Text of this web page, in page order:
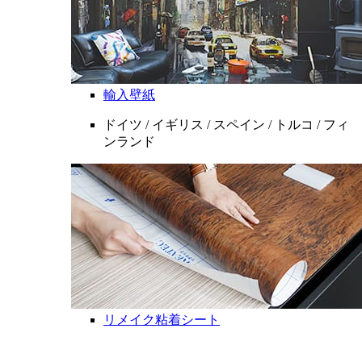
輸入壁紙
ドイツ / イギリス / スペイン / トルコ / フィ
ンランド
リメイク粘着シート